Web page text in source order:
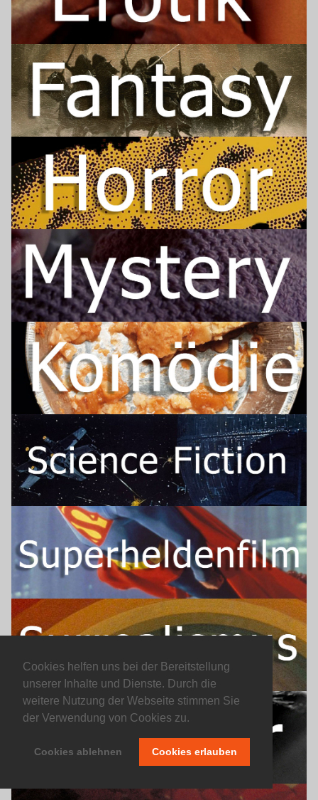
Cookies helfen uns bei der Bereitstellung
unserer Inhalte und Dienste. Durch die
weitere Nutzung der Webseite stimmen Sie
der Verwendung von Cookies zu.
Cookies ablehnen Cookies erlauben